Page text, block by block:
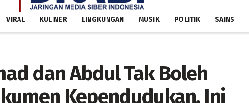
VIRAL KULINER LINGKUNGAN MUSIK POLITIK SAINS
dan Abdul Tak Boleh
Kependudukan, Ini